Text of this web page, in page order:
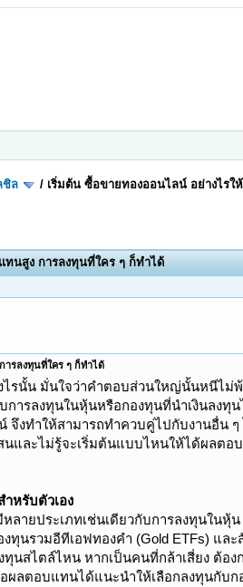
ชิล / เริ่มต้น ซื้อขายทองออนไลน์ อย่างไร
ทนสูง การลงทุนที่ใคร ๆ ก็ทำได้
รลงทุนที่ใคร ๆ ก็ทำได้
รนั้น มั่นใจว่าคำตอบส่วนใหญ่นั้นหนีไ
การลงทุนในหุ้นหรือกองทุนที่นำเงินลง
จึงทำให้สามารถทำควบคู่ไปกับงานอื่น
และไม่รู้จะเริ่มต้นแบบไหนให้ได้ผลตอ
หรับตัวเอง
ลายประเภทเช่นเดียวกับการลงทุนในหุ้
ทุนรวมอีทีเอฟทองคํา (Gold ETFs) แ
ทุนสไตล์ไหน หากเป็นคนที่กล้าเสี่ยง ต้อ
ผลตอบแทนได้แนะนำให้เลือกลงทุนกั